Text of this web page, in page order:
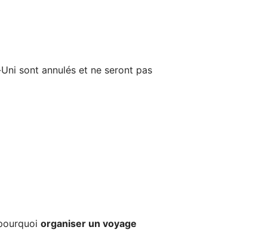
sont annulés et ne seront pas
organiser un voyage